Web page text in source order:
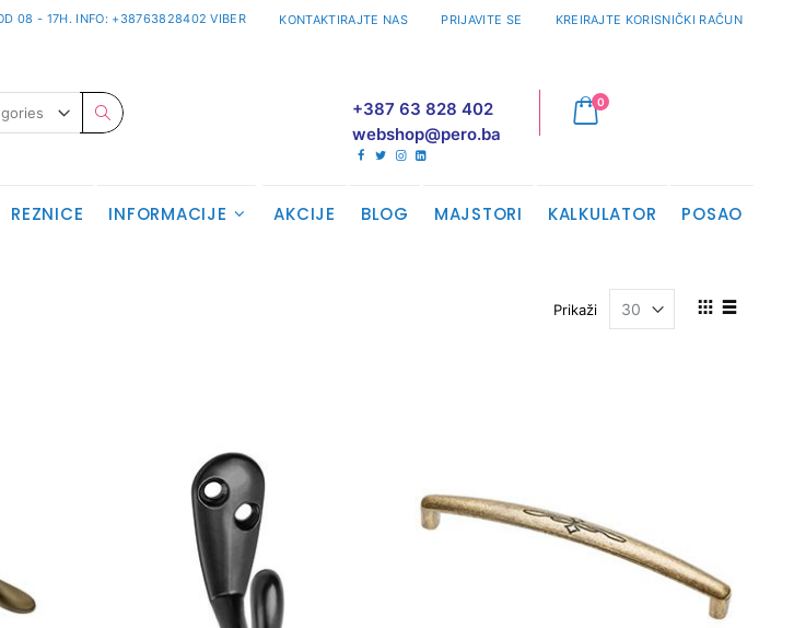
08 - 17H. INFO: +38763828402 VIBER KONTAKTIRAJTE NAS PRIJAVITE SE KREIRAJTE KORISNIČKI RAČUN
Cart
0proizvodi
+387 63 828 402
webshop@pero.ba
REZNICE INFORMACIJE AKCIJE BLOG MAJSTORI KALKULATOR POSAO
Pogledajte
Prikaži